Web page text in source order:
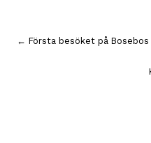
← Första besöket på Bosebos